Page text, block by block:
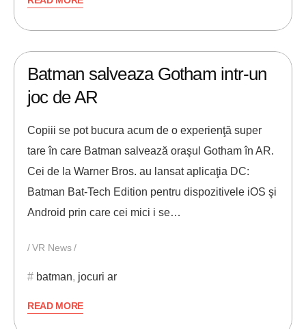
Batman salveaza Gotham intr-un
joc de AR
Copiii se pot bucura acum de o experienţă super
tare în care Batman salvează oraşul Gotham în AR.
Cei de la Warner Bros. au lansat aplicaţia DC:
Batman Bat-Tech Edition pentru dispozitivele iOS şi
Android prin care cei mici i se…
VR News
batman, jocuri ar
READ MORE